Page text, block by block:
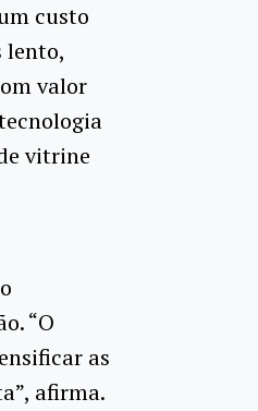
custo
lento,
valor
vitrine
“O
as
afirma.